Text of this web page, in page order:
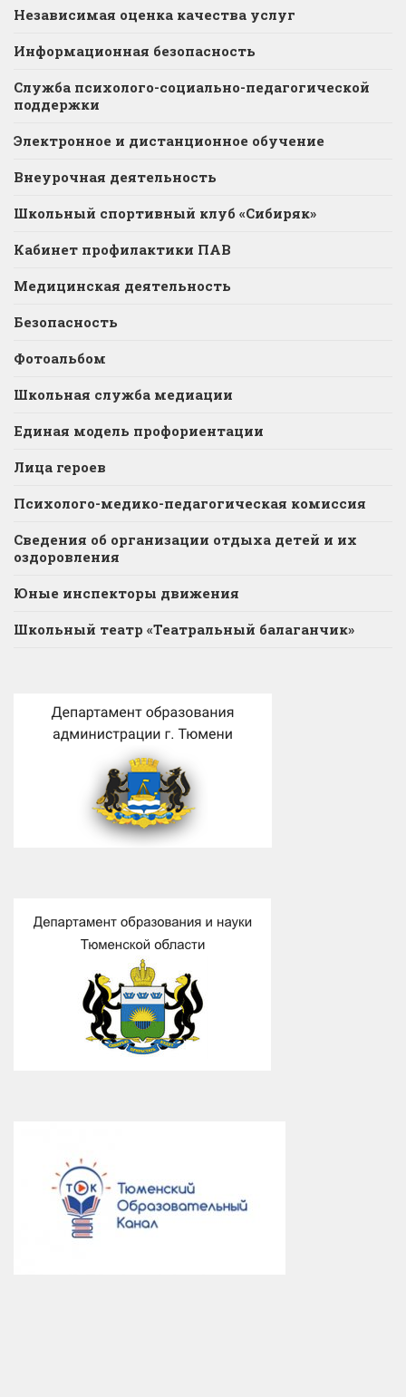
Независимая оценка качества услуг
Информационная безопасность
Служба психолого-социально-педагогической
поддержки
Электронное и дистанционное обучение
Внеурочная деятельность
Школьный спортивный клуб «Сибиряк»
Кабинет профилактики ПАВ
Медицинская деятельность
Безопасность
Фотоальбом
Школьная служба медиации
Единая модель профориентации
Лица героев
Психолого-медико-педагогическая комиссия
Сведения об организации отдыха детей и их
оздоровления
Юные инспекторы движения
Школьный театр «Театральный балаганчик»